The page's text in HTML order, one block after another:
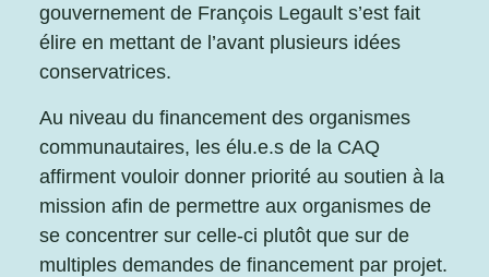
gouvernement de François Legault s’est fait
élire en mettant de l’avant plusieurs idées
conservatrices.
Au niveau du financement des organismes
communautaires, les élu.e.s de la CAQ
affirment vouloir donner priorité au soutien à la
mission afin de permettre aux organismes de
se concentrer sur celle-ci plutôt que sur de
multiples demandes de financement par projet.